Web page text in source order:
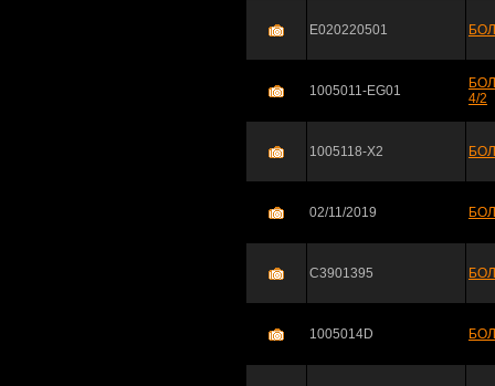
E020220501
1005011-EG01
4/2
1005118-X2
02/11/2019
C3901395
1005014D